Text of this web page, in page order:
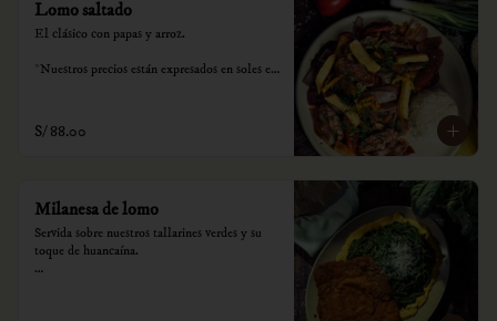
Lomo saltado
El clásico con papas y arroz.
*Nuestros precios están expresados en soles e
S/ 88.00
Milanesa de lomo
Servida sobre nuestros tallarines verdes y su
toque de huancaína.